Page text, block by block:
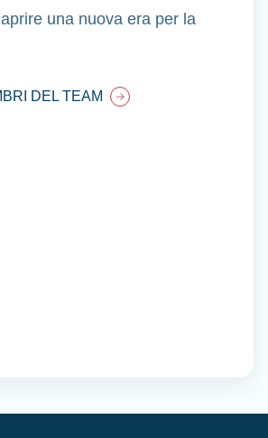
una nuova era per la
DEL TEAM